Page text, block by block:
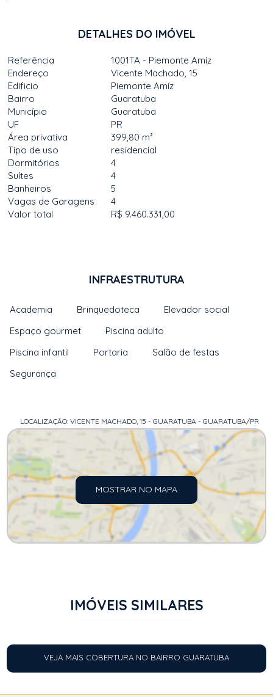
DETALHES DO IMÓVEL
Referência
1001TA - Piemonte Amíz
Endereço
Vicente Machado, 15
Edificio
Piemonte Amíz
Bairro
Guaratuba
Município
Guaratuba
UF
PR
Área privativa
399,80 m²
Tipo de uso
residencial
Dormitórios
4
Suítes
4
Banheiros
5
Vagas de Garagens
4
Valor total
R$ 9.460.331,00
INFRAESTRUTURA
Academia Brinquedoteca
Elevador social
Espaço gourmet
Piscina adulto
Piscina infantil
Portaria
Salão de festas
Segurança
LOCALIZAÇÃO: VICENTE MACHADO, 15 - GUARATUBA - GUARATUBA/PR
MOSTRAR NO MAPA
IMÓVEIS SIMILARES
VEJA MAIS COBERTURA NO BAIRRO GUARATUBA